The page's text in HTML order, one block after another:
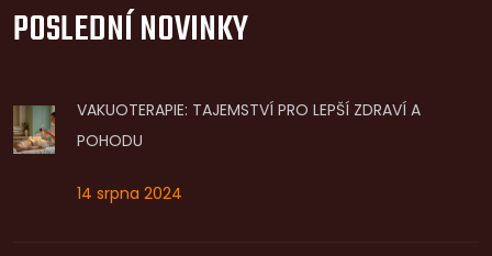
POSLEDNÍ NOVINKY
VAKUOTERAPIE: TAJEMSTVÍ PRO LEPŠÍ ZDRAVÍ A
POHODU
14 srpna 2024